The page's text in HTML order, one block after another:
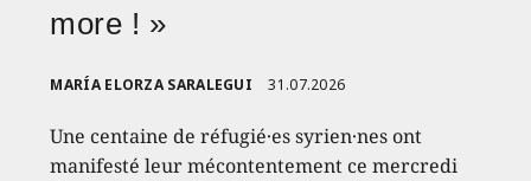
more ! »
MARÍA ELORZA SARALEGUI 31.07.2026
Une centaine de réfugié·es syrien·nes ont
manifesté leur mécontentement ce mercredi